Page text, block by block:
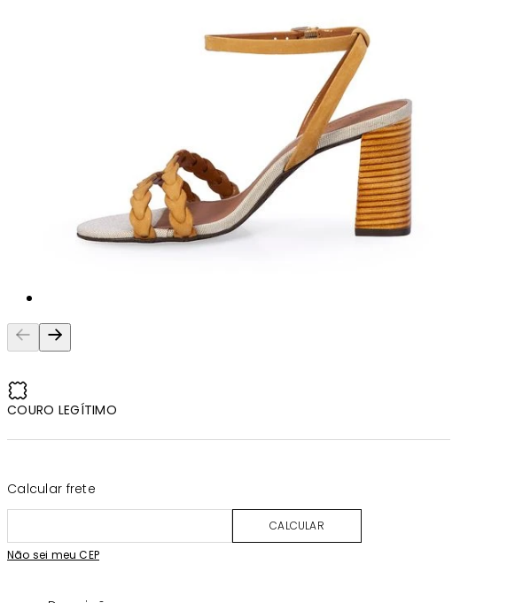
COURO LEGÍTIMO
Calcular frete
CALCULAR
Não sei meu CEP